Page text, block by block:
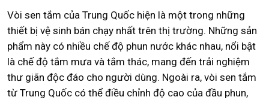
Vòi sen tắm của Trung Quốc hiện là một trong những
thiết bị vệ sinh bán chạy nhất trên thị trường. Những sản
phẩm này có nhiều chế độ phun nước khác nhau, nổi bật
là chế độ tắm mưa và tắm thác, mang đến trải nghiệm
thư giãn độc đáo cho người dùng. Ngoài ra, vòi sen tắm
từ Trung Quốc có thể điều chỉnh độ cao của đầu phun,